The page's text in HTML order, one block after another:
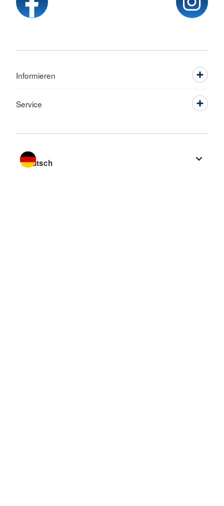
Informieren
Service
Sprache wechseln zu